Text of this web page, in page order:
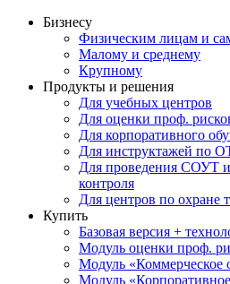
Бизнесу
Физическим лицам и
Малому и среднему
Крупному
Продукты и решения
Для учебных центров
Для оценки проф.
Для корпоративного
Для инструктажей по
Для проведения СОУТ и
контроля
Для центров по охране
Купить
Базовая версия +
Модуль оценки проф.
Модуль «Коммерческое
Модуль